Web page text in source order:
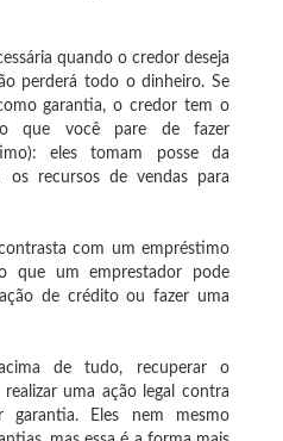
quando o credor deseja
perderá todo o dinheiro. Se
garantia, o credor tem o
que você pare de fazer
eles tomam posse da
os recursos de vendas para
com um empréstimo
que um emprestador pode
de crédito ou fazer uma
de tudo, recuperar o
uma ação legal contra
garantia. Eles nem mesmo